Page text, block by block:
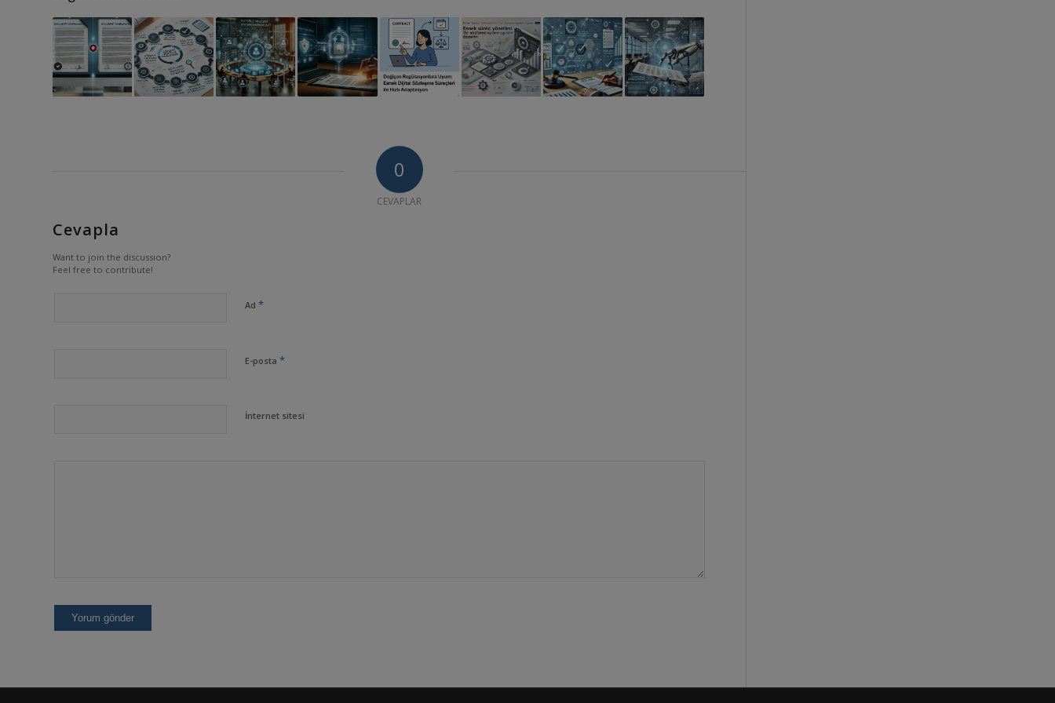
0
CEVAPLAR
Cevapla
Want to join the discussion?
Feel free to contribute!
Ad *
E-posta *
İnternet sitesi